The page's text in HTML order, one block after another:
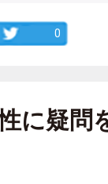
0
に疑問